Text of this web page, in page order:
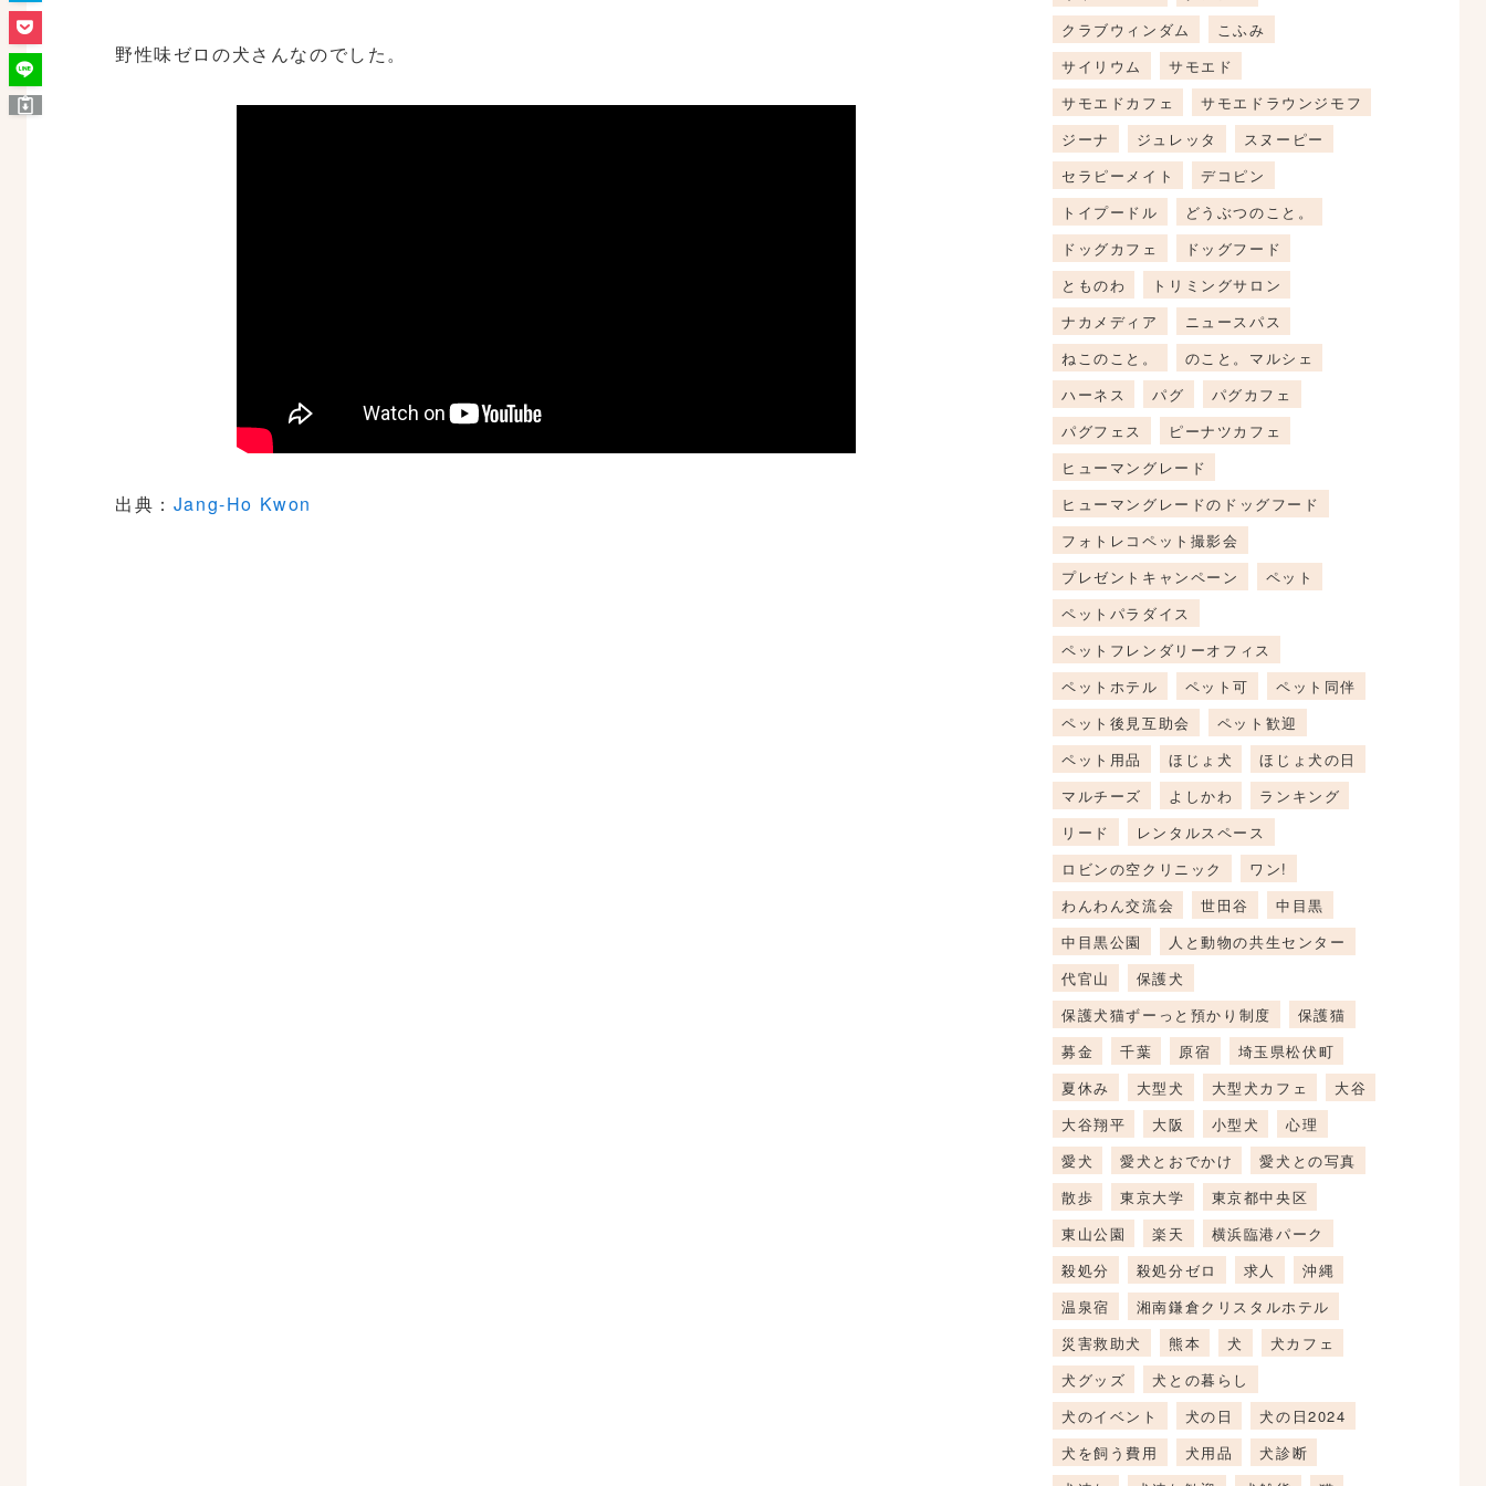
野性味ゼロの犬さんなのでした。
出典： Jang-Ho Kwon
クラブウィンダム
こふみ
サイリウム
サモエド
サモエドカフェ
サモエドラウンジモフ
ジーナ
ジュレッタ
スヌーピー
セラピーメイト
デコピン
トイプードル
どうぶつのこと。
ドッグカフェ
ドッグフード
とものわ
トリミングサロン
ナカメディア
ニュースパス
ねこのこと。
のこと。マルシェ
ハーネス
パグ
パグカフェ
パグフェス
ピーナツカフェ
ヒューマングレード
ヒューマングレードのドッグフード
フォトレコペット撮影会
プレゼントキャンペーン
ペット
ペットパラダイス
ペットフレンダリーオフィス
ペットホテル
ペット可
ペット同伴
ペット後見互助会
ペット歓迎
ペット用品
ほじょ犬
ほじょ犬の日
マルチーズ
よしかわ
ランキング
リード
レンタルスペース
ロビンの空クリニック
ワン!
わんわん交流会
世田谷
中目黒
中目黒公園
人と動物の共生センター
代官山
保護犬
保護犬猫ずーっと預かり制度
保護猫
募金
千葉 原宿
埼玉県松伏町
夏休み
大型犬 大型犬カフェ
大谷
大谷翔平
大阪 小型犬
心理
愛犬
愛犬とおでかけ
愛犬との写真
散歩
東京大学
東京都中央区
東山公園
楽天
横浜臨港パーク
殺処分
殺処分ゼロ 求人
沖縄
温泉宿
湘南鎌倉クリスタルホテル
災害救助犬
熊本 犬
犬カフェ
犬グッズ
犬との暮らし
犬のイベント
犬の日
犬の日2024
犬を飼う費用
犬用品
犬診断